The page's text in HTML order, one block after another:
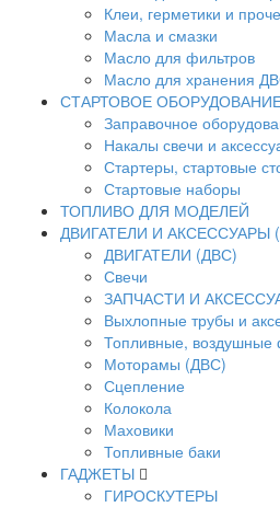
Клеи, герметики и
Масла и смазки
Масло для фильтров
Масло для хранения
СТАРТОВОЕ
Заправочное
Накалы свечи и
Стартеры, стартовые
Стартовые наборы
ТОПЛИВО ДЛЯ МОДЕЛЕЙ
ДВИГАТЕЛИ И АКСЕССУАРЫ
ДВИГАТЕЛИ (ДВС)
Свечи
ЗАПЧАСТИ И
Выхлопные трубы и
Топливные, воздушные
Моторамы (ДВС)
Сцепление
Колокола
Маховики
Топливные баки
ГАДЖЕТЫ
ГИРОСКУТЕРЫ